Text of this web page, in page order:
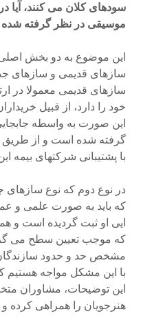
سودهای کلان می کنند،
موسیقی در نظر گرفته
این موضوع به دو بخش
سازهای قدیمی و سازهای
سازهای قدیمی معمولا در
خود را دارد، از قبیل
این صورت به واسطه
گرفته شده است و از
با پشتیبانی شرکتهای
در نوع دوم که نوع سازهای
که باید به صورت علمی و
ایی او ثبت گردیده است و
که موجب تعیین سطح می
مشخص حد و حدود
با این مشکل مواجه
این توضیحات، مشاوران
هنرجویان را همراهی کرده